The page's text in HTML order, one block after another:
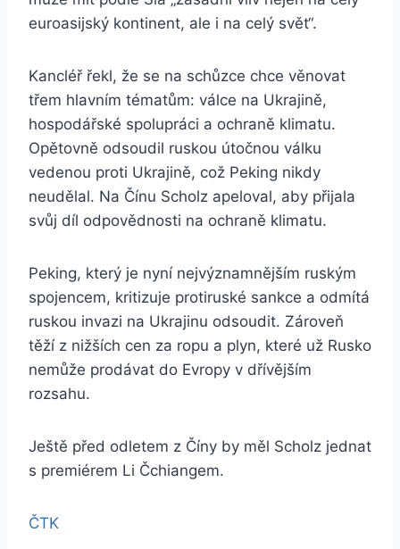
euroasijský kontinent, ale i na celý svět“.
Kancléř řekl, že se na schůzce chce věnovat
třem hlavním tématům: válce na Ukrajině,
hospodářské spolupráci a ochraně klimatu.
Opětovně odsoudil ruskou útočnou válku
vedenou proti Ukrajině, což Peking nikdy
neudělal. Na Čínu Scholz apeloval, aby přijala
svůj díl odpovědnosti na ochraně klimatu.
Peking, který je nyní nejvýznamnějším ruským
spojencem, kritizuje protiruské sankce a odmítá
ruskou invazi na Ukrajinu odsoudit. Zároveň
těží z nižších cen za ropu a plyn, které už Rusko
nemůže prodávat do Evropy v dřívějším
rozsahu.
Ještě před odletem z Číny by měl Scholz jednat
s premiérem Li Čchiangem.
ČTK